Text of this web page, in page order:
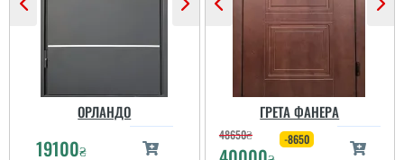
читати всі відгуки
ОРЛАНДО
19100₴
ГРЕТА ФАНЕРА
48650₴ -8650